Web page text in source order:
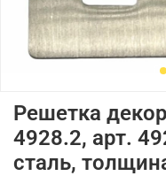
Решетка
4928.2, арт.
сталь,